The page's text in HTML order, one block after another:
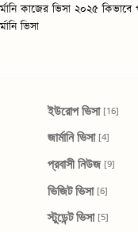
কাজের ভিসা ২০২৫ কিভাবে
ভিসা
ইউরোপ ভিসা [16]
জার্মানি ভিসা [4]
প্রবাসী নিউজ [9]
ভিজিট ভিসা [6]
স্টুডেন্ট ভিসা [5]